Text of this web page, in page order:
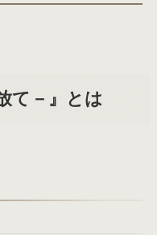
て－』とは